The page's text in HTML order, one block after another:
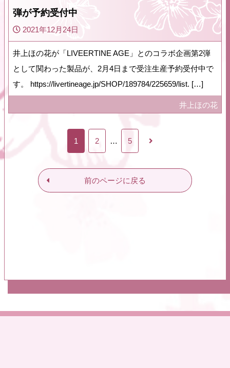
弾が予約受付中
2021年12月24日
井上ほの花が「LIVEERTINE AGE」とのコラボ企画第2弾
として関わった製品が、2月4日まで受注生産予約受付中で
す。 https://livertineage.jp/SHOP/189784/225659/list. […]
井上ほの花
1 2 … 5
前のページに戻る